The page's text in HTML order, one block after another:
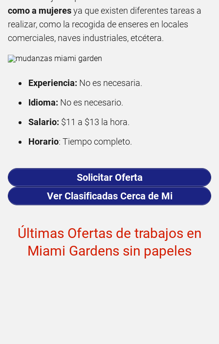
como a mujeresya que existen diferentes tareas a
realizar, como la recogida de enseres en locales
comerciales, naves industriales, etcétera.
Experiencia: No es necesaria.
Idioma: No es necesario.
Salario: $11 a $13 la hora.
Horario: Tiempo completo.
Solicitar Oferta
Ver Clasificadas Cerca de Mi
Últimas Ofertas de trabajos en
Miami Gardens sin papeles